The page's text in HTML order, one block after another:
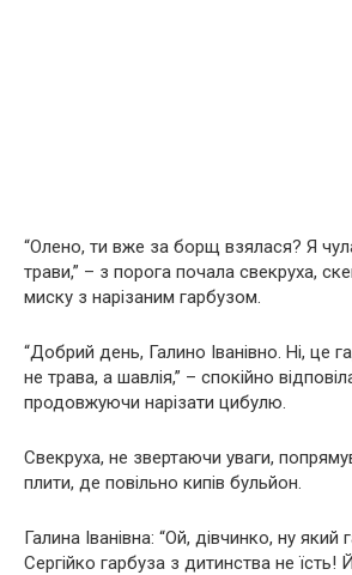
“Олено, ти вже за борщ взялася? Я
трави,” – з порога почала свекруха,
миску з нарізаним гарбузом.
“Добрий день, Галино Іванівно. Ні, це
не трава, а шавлія,” – спокійно
продовжуючи нарізати цибулю.
Свекруха, не звертаючи уваги,
плити, де повільно кипів бульйон.
Галина Іванівна: “Ой, дівчинко, ну який
Сергійко гарбуза з дитинства не їсть!